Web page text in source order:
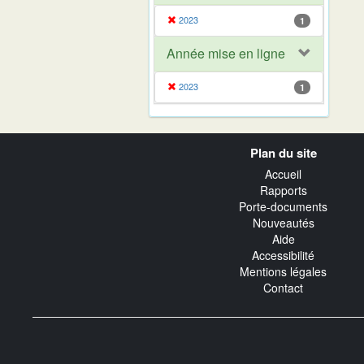
2023 1
Année mise en ligne
2023 1
Plan du site
Accueil
Rapports
Porte-documents
Nouveautés
Aide
Accessibilité
Mentions légales
Contact